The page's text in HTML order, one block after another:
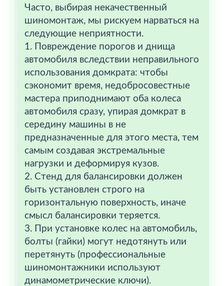
Часто, выбирая некачественный
шиномонтаж, мы рискуем нарваться на
следующие неприятности.
1. Повреждение порогов и днища
автомобиля вследствии неправильного
использования домкрата: чтобы
сэкономит время, недобросовестные
мастера приподнимают оба колеса
автомобиля сразу, упирая домкрат в
середину машины в не
предназначенные для этого места, тем
самым создавая экстремальные
нагрузки и деформируя кузов.
2. Стенд для балансировки должен
быть установлен строго на
горизонтальную поверхность, иначе
смысл балансировки теряется.
3. При установке колес на автомобиль,
болты (гайки) могут недотянуть или
перетянуть (профессиональные
шиномонтажники используют
динамометрические ключи).